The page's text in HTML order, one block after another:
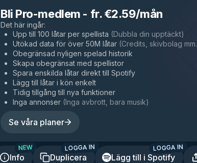
Bli Pro-medlem - fr. €2.59/mån
Det här ingår:
Upp till 100 låtar per spellista (Dubbla din upptäckt)
Utökad data för över 50M låtar (Credits, skivbolag mm.
Obegränsad nyligen spelad historik
Skapa obegränsat med spellistor
Spara enskilda låtar direkt till Spotify
Lägg till låtar i kön enkelt
Tidig tillgång till nya funktioner
Inga annonser (Inga avbrott, bara musik)
Se våra planer
Info
NEW
Duplicera
LOGGA IN
Lägg till i Spotify
LOGGA IN